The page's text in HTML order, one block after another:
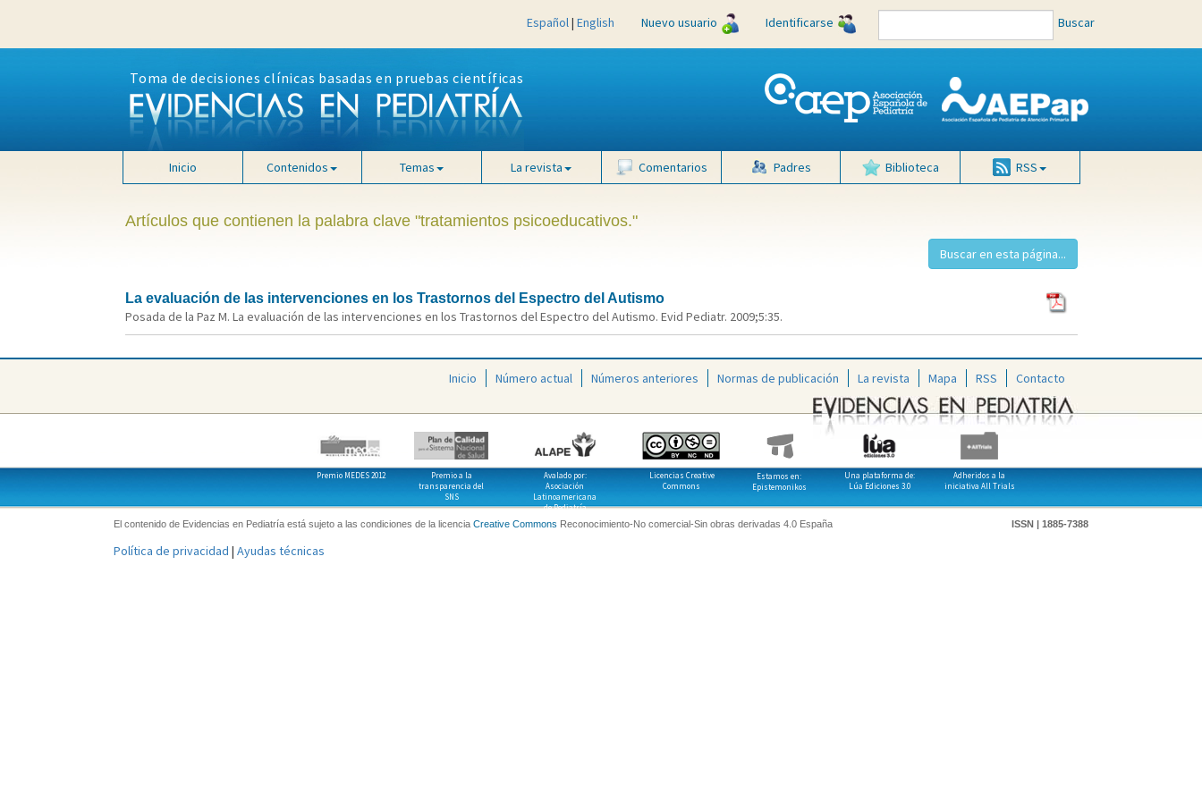
Español| English Nuevo usuario Identificarse Buscar
Toma de decisiones clínicas basadas en pruebas científicas
Inicio Contenidos Temas La revista Comentarios Padres Biblioteca RSS
Artículos que contienen la palabra clave "tratamientos psicoeducativos."
La evaluación de las intervenciones en los Trastornos del Espectro del Autismo
Posada de la Paz M. La evaluación de las intervenciones en los Trastornos del Espectro del Autismo. Evid Pediatr. 2009;5:35.
Inicio Número actual Números anteriores Normas de publicación La revista Mapa RSS Contacto
Premio MEDES 2012
Premio a la
transparencia del
SNS
Avalado por:
Asociación
Latinoamericana
de Pediatría
Licencias Creative
Commons
Estamos en:
Epistemonikos
Una plataforma de:
Lúa Ediciones 3.0
Adheridos a la
iniciativa All Trials
El contenido de Evidencias en Pediatría está sujeto a las condiciones de la licencia Creative Commons Reconocimiento-No comercial-Sin obras derivadas 4.0 España ISSN | 1885-7388
Política de privacidad | Ayudas técnicas